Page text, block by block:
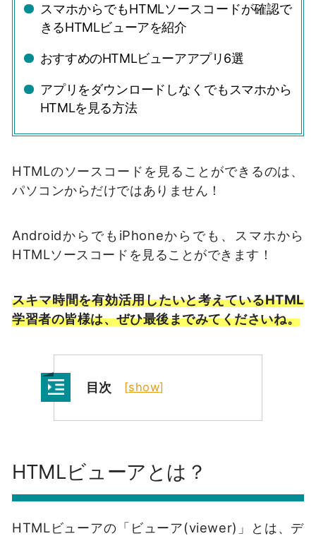
スマホからでもHTMLソースコードが確認で
きるHTMLビューアを紹介
おすすめのHTMLビューアアプリ6選
アプリをダウンロードしなくでもスマホから
HTMLを見る方法
HTMLのソースコードを見ることができるのは、
パソコンからだけではありません！
AndroidからでもiPhoneからでも、スマホから
HTMLソースコードを見ることができます！
スキマ時間を有効活用したいと考えているHTML
学習者の皆様は、ぜひ最後までみてくださいね。
目次 [show]
HTMLビューアとは？
HTMLビューアの「ビューア(viewer)」とは、デ